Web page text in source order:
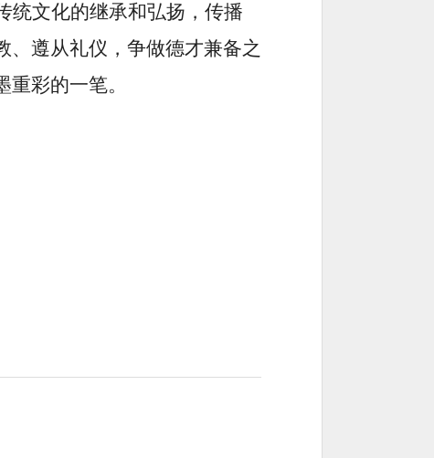
统文化的继承和弘扬，传播
、遵从礼仪，争做德才兼备之
彩的一笔。